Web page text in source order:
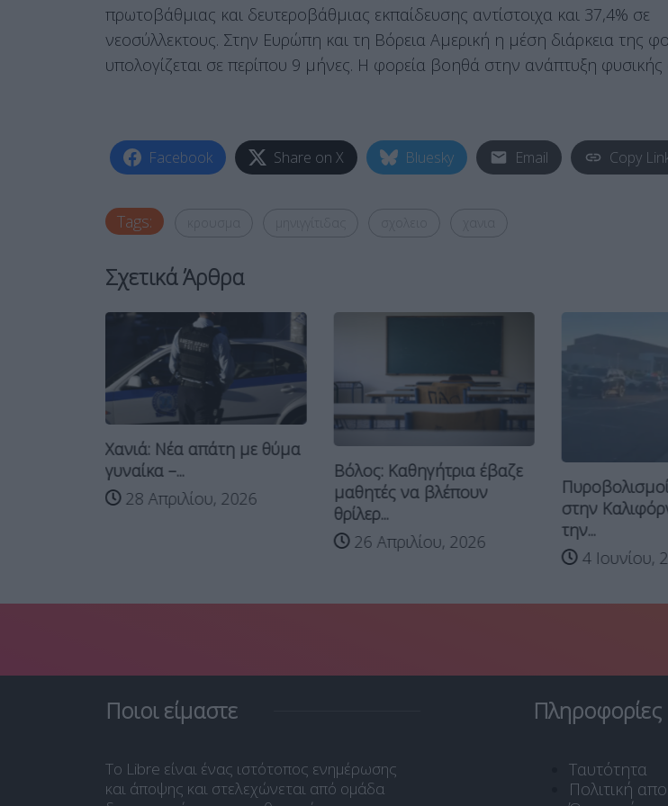
πρωτοβάθμιας και δευτεροβάθμιας εκπαίδευσης αντίστοιχα και 37,4% σε
νεοσύλλεκτους. Στην Ευρώπη και τη Βόρεια Αμερική η μέση διάρκεια της
υπολογίζεται σε περίπου 9 μήνες. Η φορεία βοηθά στην ανάπτυξη φυσικής
Facebook Share on X Bluesky Email Copy
Tags:
Σχετικά Άρθρα
Χανιά: Νέα απάτη με θύμα
γυναίκα –...
28 Απριλίου, 2026
Βόλος: Καθηγήτρια έβαζε
μαθητές να βλέπουν
θρίλερ...
26 Απριλίου, 2026
στην
την...
4 Ιουνίου,
Ποιοι είμαστε
Το Libre είναι ένας ιστότοπος ενημέρωσης
και άποψης και στελεχώνεται από ομάδα
Πληροφορίες
Ταυτότητα
Πολιτική